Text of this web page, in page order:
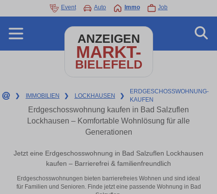
Event Auto Immo Job
ANZEIGEN
MARKT-
BIELEFELD
❯ IMMOBILIEN ❯ LOCKHAUSEN ❯
ERDGESCHOSSWOHNUNG-
KAUFEN
Erdgeschosswohnung kaufen in Bad Salzuflen
Lockhausen – Komfortable Wohnlösung für alle
Generationen
Jetzt eine Erdgeschosswohnung in Bad Salzuflen Lockhausen
kaufen – Barrierefrei & familienfreundlich
Erdgeschosswohnungen bieten barrierefreies Wohnen und sind ideal
für Familien und Senioren. Finde jetzt eine passende Wohnung in Bad